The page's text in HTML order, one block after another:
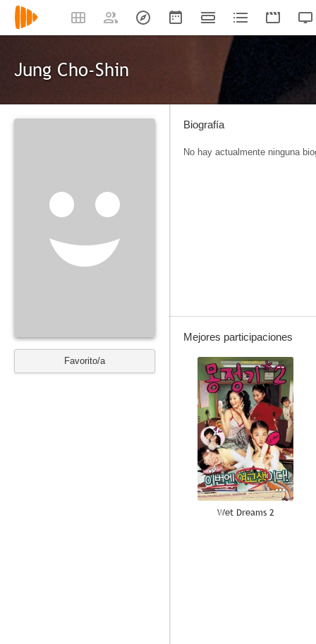
Jung Cho-Shin
Favorito/a
Biografía
No hay actualmente ninguna
Mejores participaciones
--
Wet Dreams 2